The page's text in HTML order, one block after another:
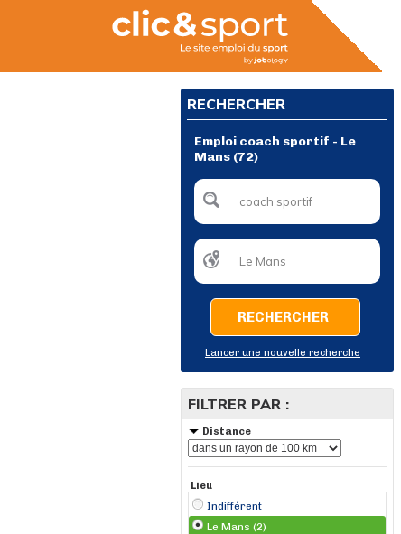
RECHERCHER
Emploi coach sportif - Le
Mans (72)
RECHERCHER
Lancer une nouvelle recherche
FILTRER PAR :
Distance
Lieu
Indifférent
Le Mans (2)